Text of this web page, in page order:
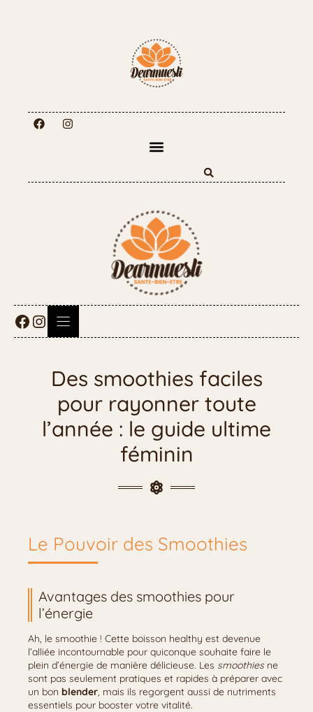
Des smoothies faciles
pour rayonner toute
l’année : le guide ultime
féminin
Le Pouvoir des Smoothies
Avantages des smoothies pour
l’énergie
Ah, le smoothie ! Cette boisson healthy est devenue
l’alliée incontournable pour quiconque souhaite faire le
plein d’énergie de manière délicieuse. Les smoothiesne
sont pas seulement pratiques et rapides à préparer avec
un bon blender, mais ils regorgent aussi de nutriments
essentiels pour booster votre vitalité.